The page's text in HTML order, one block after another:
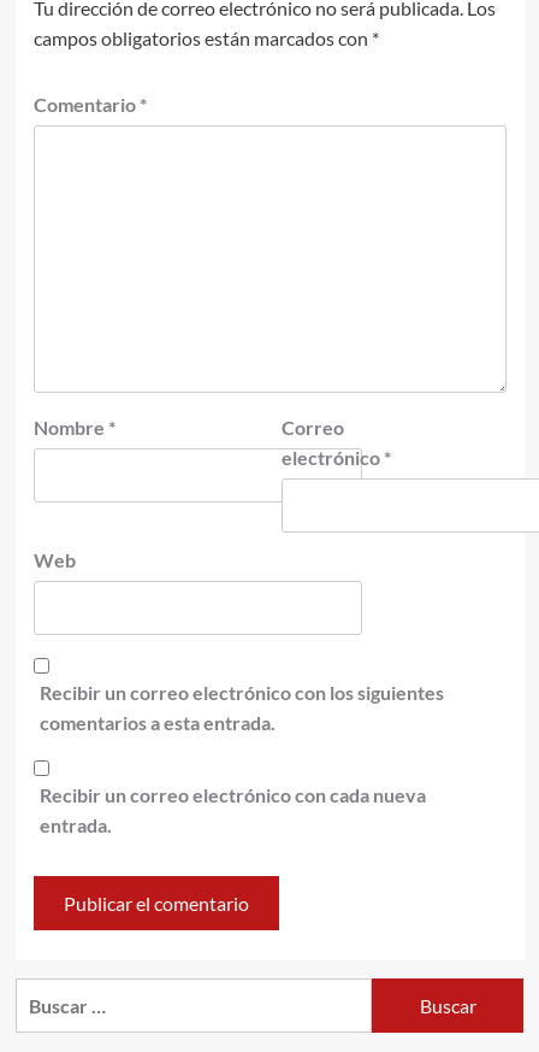
Tu dirección de correo electrónico no será publicada. Los
campos obligatorios están marcados con *
Comentario *
Nombre *
Correo
electrónico *
Web
Recibir un correo electrónico con los siguientes
comentarios a esta entrada.
Recibir un correo electrónico con cada nueva
entrada.